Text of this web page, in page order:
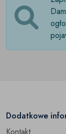
Dodatkowe